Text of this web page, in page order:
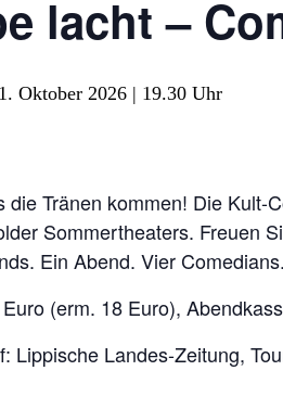
lacht –
Oktober 2026 | 19.30 Uhr
die Tränen kommen! Die Kult-
Sommertheaters. Freuen
Ein Abend. Vier
(erm. 18 Euro),
Lippische Landes-Zeitung,